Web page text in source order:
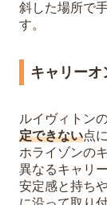
斜した場所で
す。
キャリーオ
ルイヴィトン
定できない点
ホライゾンの
異なるキャリ
安定感と持ち